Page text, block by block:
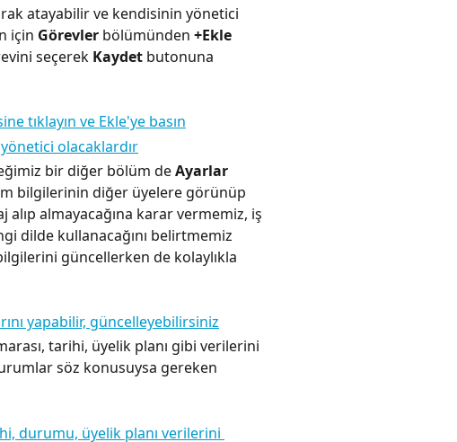
atayabilir ve kendisinin yönetici
için Görevler bölümünden +Ekle
seçerek Kaydet butonuna
bir diğer bölüm de Ayarlar
bilgilerinin diğer üyelere görünüp
almayacağına karar vermemiz, iş
dilde kullanacağını belirtmemiz
güncellerken de kolaylıkla
tarihi, üyelik planı gibi verilerini
söz konusuysa gereken